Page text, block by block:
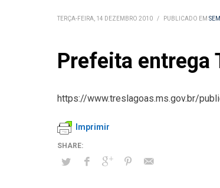
TERÇA-FEIRA, 14 DEZEMBRO 2010 / PUBLICADO EM
Prefeita entrega
https://www.treslagoas.ms.gov.br/
Imprimir